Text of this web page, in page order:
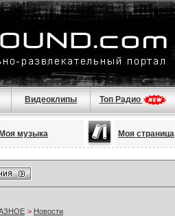
Видеоклипы Топ Радио
Моя музыка Моя страница
> Новости